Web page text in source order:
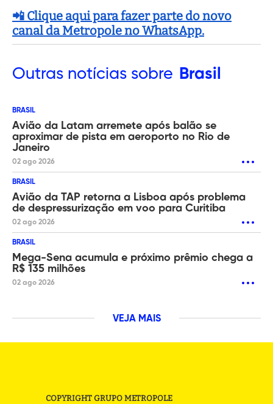
📲 Clique aqui para fazer parte do novo
canal da Metropole no WhatsApp.
Outras notícias sobre Brasil
BRASIL
Avião da Latam arremete após balão se
aproximar de pista em aeroporto no Rio de
Janeiro
02 ago 2026
BRASIL
Avião da TAP retorna a Lisboa após problema
de despressurização em voo para Curitiba
02 ago 2026
BRASIL
Mega-Sena acumula e próximo prêmio chega a
R$ 135 milhões
02 ago 2026
VEJA MAIS
COPYRIGHT GRUPO METROPOLE